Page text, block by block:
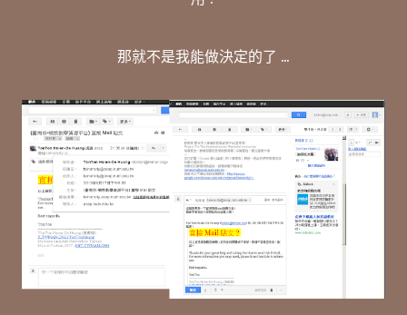
那就不是我能做決定的了 ...